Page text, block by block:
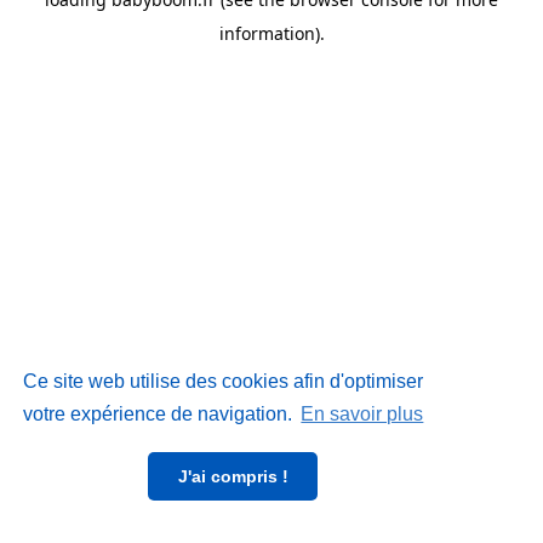
Ce site web utilise des cookies afin d'optimiser
votre expérience de navigation. En savoir plus
J'ai compris !
information).